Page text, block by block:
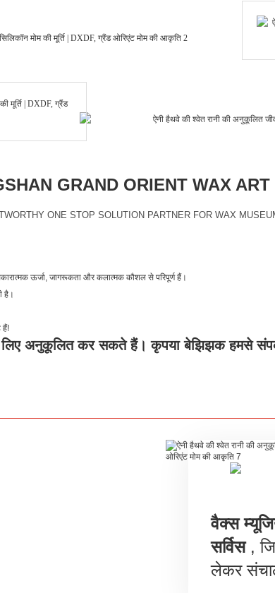
GRAND ORIENT WAX
ONE STOP SOLUTION PARTNER FOR WAX
ऊर्जा, जागरूकता और कलात्मक कौशल से परिपूर्ण हैं।
है।
हैं!
अनुकूलित कर सकते हैं। कृपया बेझिझक हमसे
वैक्स
सर्विस,
लेकर